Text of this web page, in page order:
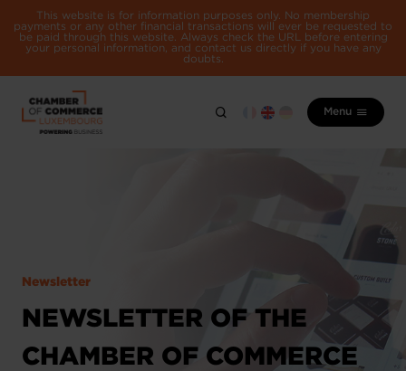
This website is for information purposes only. No membership
payments or any other financial transactions will ever be requested to
be paid through this website. Always check the URL before entering
your personal information, and contact us directly if you have any
doubts.
Menu
Newsletter
NEWSLETTER OF THE
CHAMBER OF COMMERCE